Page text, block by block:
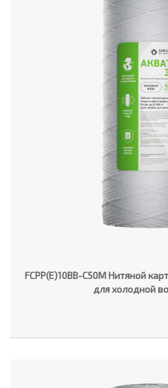
FCPP(E)10BB-C50M Нитяной
для холодной